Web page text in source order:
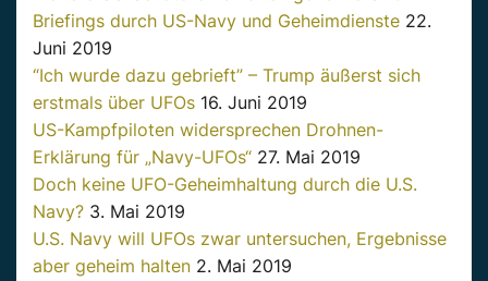
Briefings durch US-Navy und Geheimdienste 22.
Juni 2019
“Ich wurde dazu gebrieft” – Trump äußerst sich
erstmals über UFOs 16. Juni 2019
US-Kampfpiloten widersprechen Drohnen-
Erklärung für „Navy-UFOs“ 27. Mai 2019
Doch keine UFO-Geheimhaltung durch die U.S.
Navy? 3. Mai 2019
U.S. Navy will UFOs zwar untersuchen, Ergebnisse
aber geheim halten 2. Mai 2019